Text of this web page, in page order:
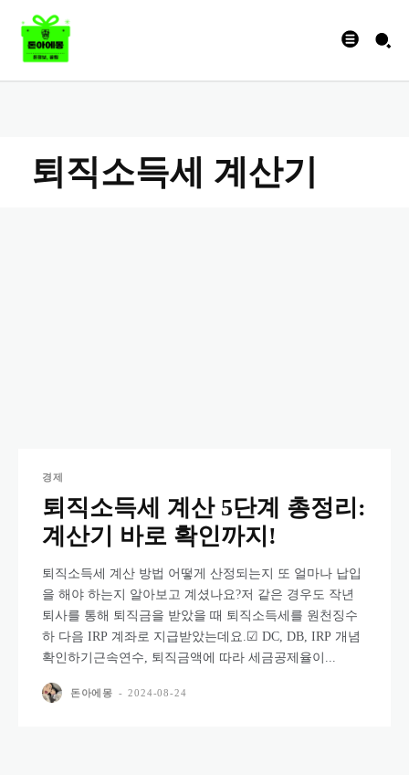
퇴직소득세 계산기
경제
퇴직소득세 계산 5단계 총정리:
계산기 바로 확인까지!
퇴직소득세 계산 방법 어떻게 산정되는지 또 얼마나 납입
을 해야 하는지 알아보고 계셨나요?저 같은 경우도 작년
퇴사를 통해 퇴직금을 받았을 때 퇴직소득세를 원천징수
하 다음 IRP 계좌로 지급받았는데요.☑ DC, DB, IRP 개념
확인하기근속연수, 퇴직금액에 따라 세금공제율이...
돈아에몽 - 2024-08-24